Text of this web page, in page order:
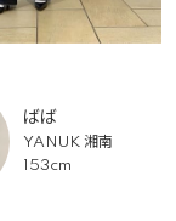
ばば
YANUK 湘南
153cm